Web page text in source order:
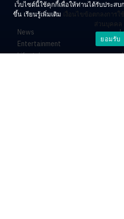
News
Entertainment
Lifestyle
เว็บไซต์นี้ใช้คุกกี้เพื่อให้ท่านได้รับประส
ขึ้น เรียนรู้เพิ่มเติม เงื่อนไขข้อตกลงการใ
ส่วนบุคคล
ยอมรับ